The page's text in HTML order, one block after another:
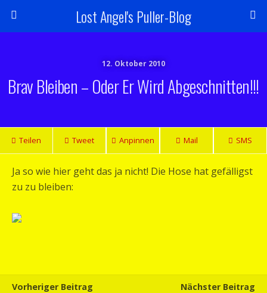
Lost Angel's Puller-Blog
12. Oktober 2010
Brav Bleiben – Oder Er Wird Abgeschnitten!!!
Teilen Tweet Anpinnen Mail SMS
Ja so wie hier geht das ja nicht! Die Hose hat gefälligst
zu zu bleiben:
Vorheriger Beitrag
Nächster Beitrag